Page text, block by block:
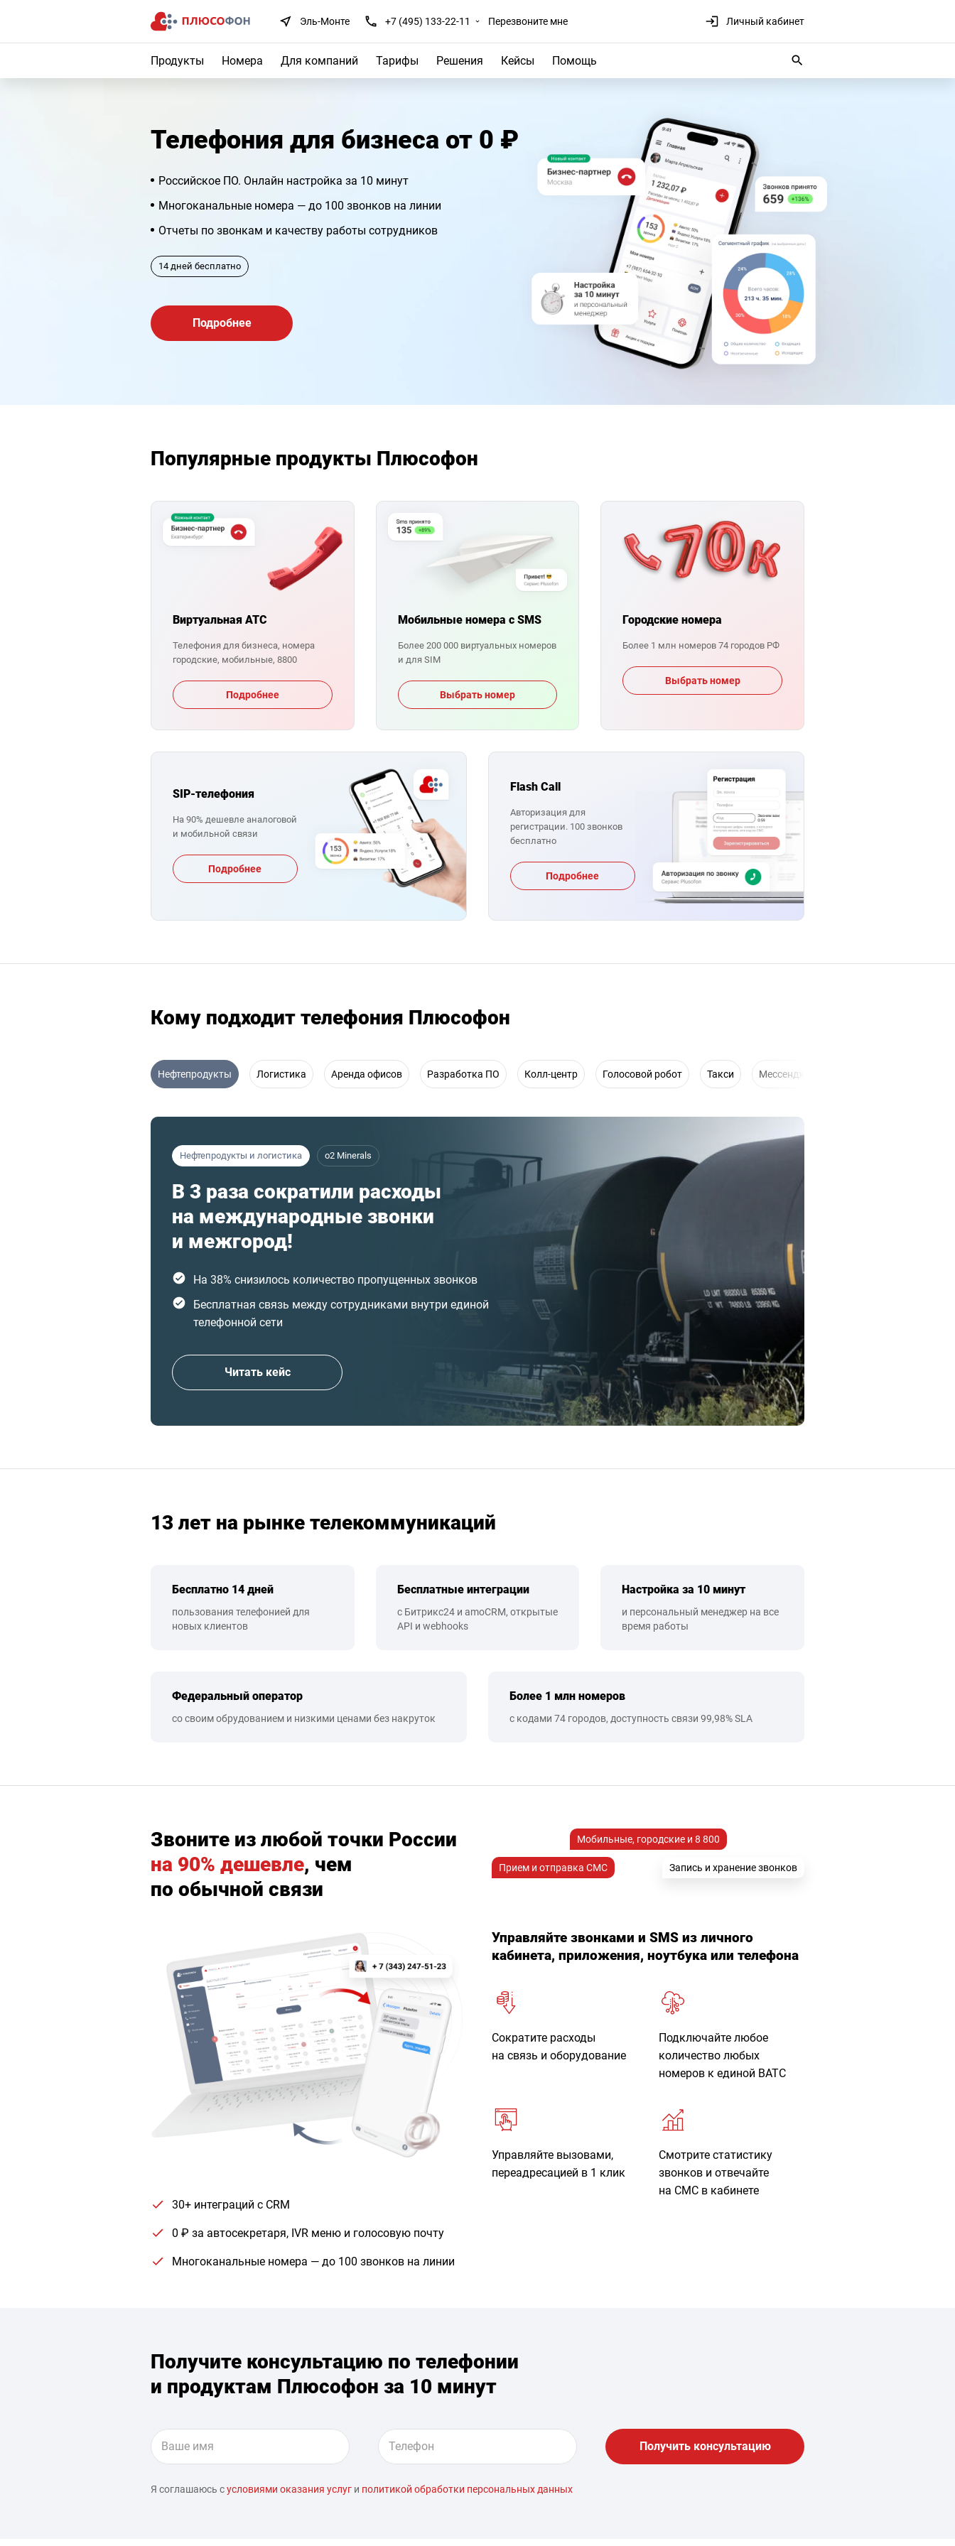
Эль-Монте +7 (495) 133-22-11 Перезвоните мне Личный кабинет
Продукты Номера Для компаний Тарифы Решения Кейсы Помощь
Телефония для бизнеса от 0 ₽
Российское ПО. Онлайн настройка за 10 минут
Многоканальные номера — до 100 звонков на линии
Отчеты по звонкам и качеству работы сотрудников
14 дней бесплатно
Подробнее
Популярные продукты Плюсофон
Виртуальная АТС
Телефония для бизнеса, номера
городские, мобильные, 8800
Подробнее
Мобильные номера с SMS
Более 200 000 виртуальных номеров
и для SIM
Выбрать номер
Городские номера
Более 1 млн номеров 74 городов РФ
Выбрать номер
SIP-телефония
На 90% дешевле аналоговой
и мобильной связи
Подробнее
Flash Call
Авторизация для
регистрации. 100 звонков
бесплатно
Подробнее
Кому подходит телефония Плюсофон
Нефтепродукты Логистика Аренда офисов Разработка ПО Колл-центр Голосовой робот Такси Мессенджеры
Нефтепродукты и логистика o2 Minerals
В 3 раза сократили расходы
на международные звонки
и межгород!
На 38% снизилось количество пропущенных звонков
Бесплатная связь между сотрудниками внутри единой
телефонной сети
Читать кейс
13 лет на рынке телекоммуникаций
Бесплатно 14 дней
пользования телефонией для
новых клиентов
Бесплатные интеграции
с Битрикс24 и amoCRM, открытые
API и webhooks
Настройка за 10 минут
и персональный менеджер на все
время работы
Федеральный оператор
со своим обрудованием и низкими ценами без накруток
Более 1 млн номеров
с кодами 74 городов, доступность связи 99,98% SLA
Звоните из любой точки России
на 90% дешевле, чем
по обычной связи
Мобильные, городские и 8 800
Прием и отправка СМС Запись и хранение звонков
30+ интеграций с CRM
0 ₽ за автосекретаря, IVR меню и голосовую почту
Многоканальные номера — до 100 звонков на линии
Управляйте звонками и SMS из личного
кабинета, приложения, ноутбука или телефона
Сократите расходы
на связь и оборудование
Подключайте любое
количество любых
номеров к единой ВАТС
Управляйте вызовами,
переадресацией в 1 клик
Смотрите статистику
звонков и отвечайте
на СМС в кабинете
Получите консультацию по телефонии
и продуктам Плюсофон за 10 минут
Я соглашаюсь сусловиями оказания услуг и политикой обработки персональных данных